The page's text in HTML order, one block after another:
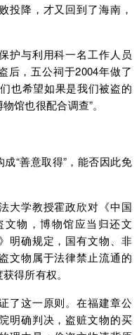
投降，才又回到了海南，
护与利用科一名工作人员
后，五公祠于2004年做了
也希望如果是我们被盗的
馆也很配合调查”。
“善意取得”，能否因此免
大学教授霍政欣对《中国
物，博物馆应当归还文
明确规定，国有文物、非
文物属于法律禁止流通的
得所有权。
了这一原则。在福建章公
明确判决，盗赃文物的买